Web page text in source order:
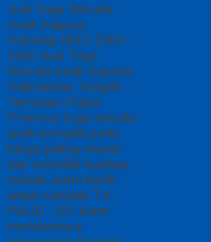
Jual Toga Wisuda
Anak Kapuas
Hubungi 0812-2282-
1060 Jual Toga
Wisuda Anak Kapuas
Kalimantan Tengah –
Temukan Paket
Promosi toga wisuda
anak komplet pada
harga paling murah
dan memiliki kualitas
terbaik, kami kasih
untuk sekolah TK,
PAUD , SD Kami
memberinya